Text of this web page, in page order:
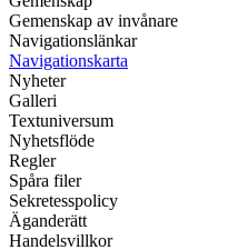
Gemenskap av invånare
Navigationslänkar
Navigationskarta
Nyheter
Galleri
Textuniversum
Nyhetsflöde
Regler
Spåra filer
Sekretesspolicy
Äganderätt
Handelsvillkor